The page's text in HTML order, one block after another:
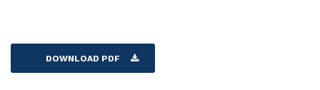
DOWNLOAD PDF